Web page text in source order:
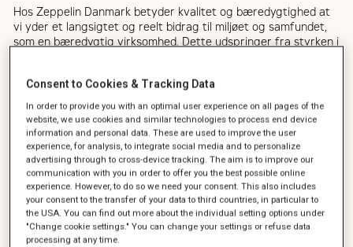
Hos Zeppelin Danmark betyder kvalitet og bæredygtighed at
vi yder et langsigtet og reelt bidrag til miljøet og samfundet,
som en bæredygtig virksomhed. Dette udspringer fra styrken i
Vi arbejder vi målrettet på at være en stærk og anerkendt
forretningspartner. Vi skaber innovative løsninger, og vores
mål er at være vores kunders førstevalg, når det handler om:
At opbygge stærke og langvarige kunderelationer
At levere stærke produkter fra et verdensførende brand
At levere konsekvent høj kvalitet og faglig dygtighed
LÆS POWER SYSTEMS KVALITETSPOLITIK
Consent to Cookies & Tracking Data
In order to provide you with an optimal user experience on all pages of the
website, we use cookies and similar technologies to process end device
information and personal data. These are used to improve the user
experience, for analysis, to integrate social media and to personalize
advertising through to cross-device tracking. The aim is to improve our
communication with you in order to offer you the best possible online
experience. However, to do so we need your consent. This also includes
your consent to the transfer of your data to third countries, in particular to
the USA. You can find out more about the individual setting options under
"Change cookie settings." You can change your settings or refuse data
processing at any time.